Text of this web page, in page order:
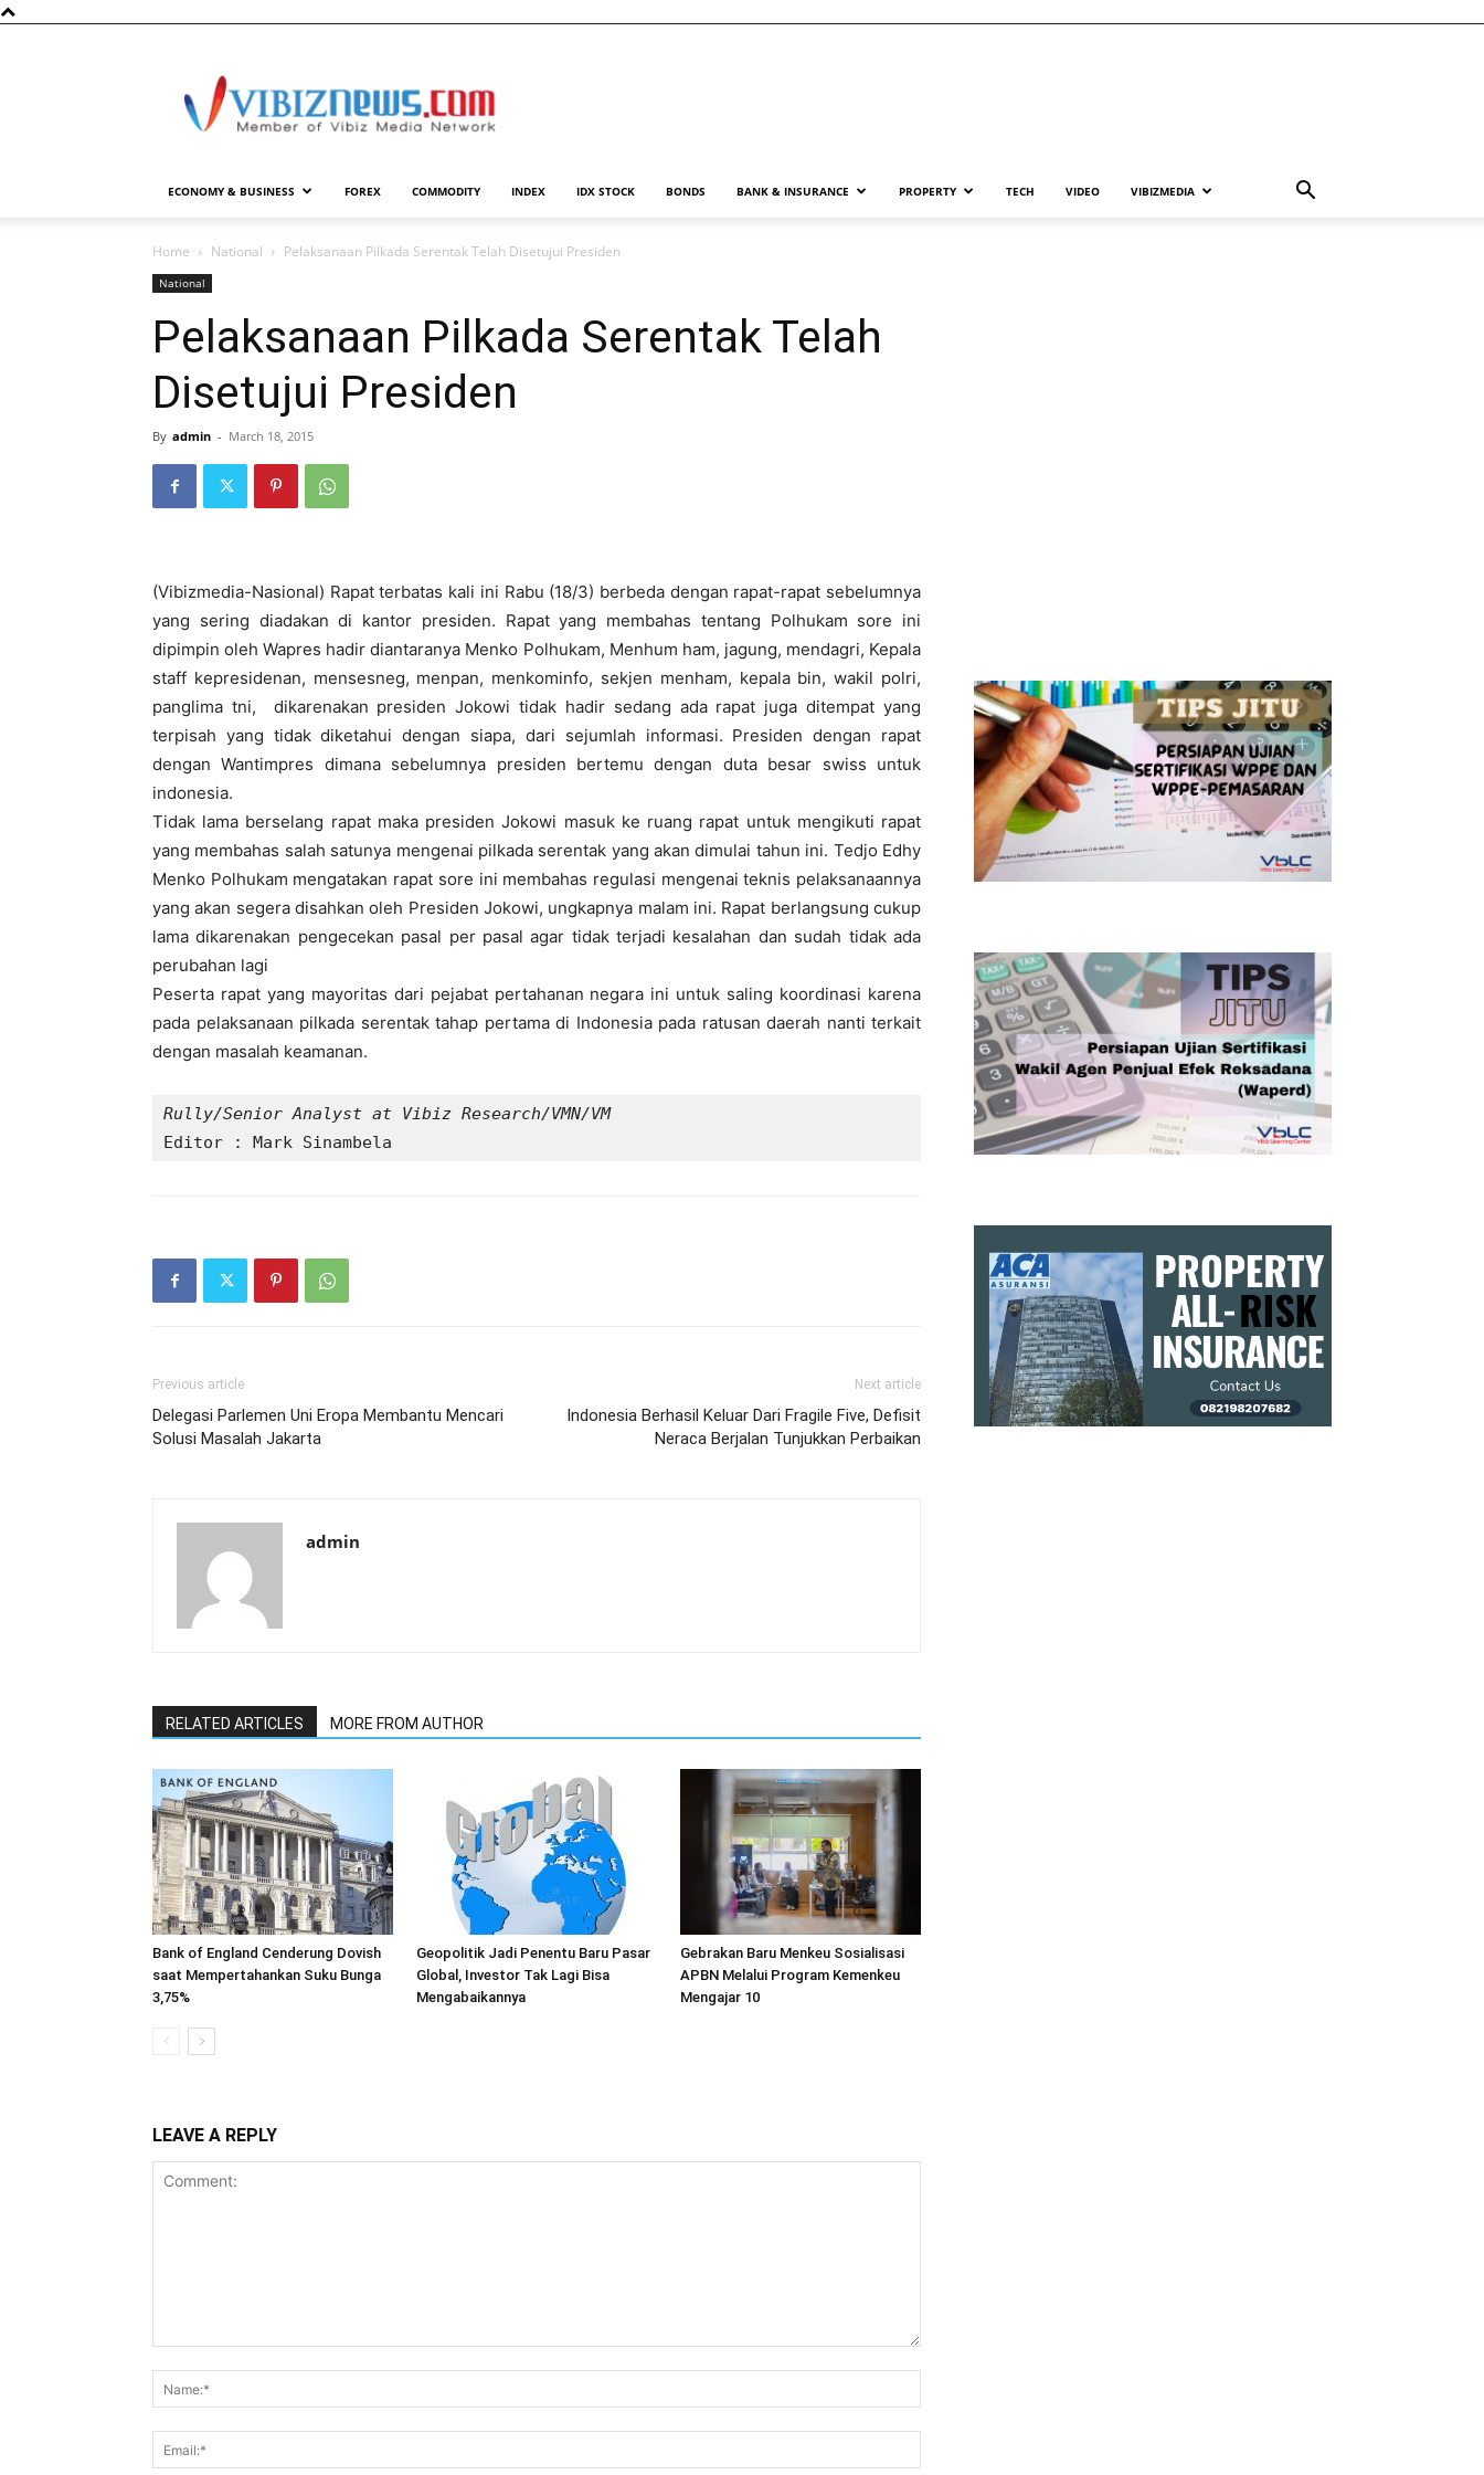
ECONOMY & BUSINESS FOREX COMMODITY INDEX IDX STOCK BONDS BANK & INSURANCE PROPERTY TECH VIDEO VIBIZMEDIA
Home National Pelaksanaan Pilkada Serentak Telah Disetujui Presiden
National
Pelaksanaan Pilkada Serentak Telah
Disetujui Presiden
By admin - March 18, 2015
(Vibizmedia-Nasional) Rapat terbatas kali ini Rabu (18/3) berbeda dengan rapat-rapat sebelumnya
yang sering diadakan di kantor presiden. Rapat yang membahas tentang Polhukam sore ini
dipimpin oleh Wapres hadir diantaranya Menko Polhukam, Menhum ham, jagung, mendagri, Kepala
staff kepresidenan, mensesneg, menpan, menkominfo, sekjen menham, kepala bin, wakil polri,
panglima tni, dikarenakan presiden Jokowi tidak hadir sedang ada rapat juga ditempat yang
terpisah yang tidak diketahui dengan siapa, dari sejumlah informasi. Presiden dengan rapat
dengan Wantimpres dimana sebelumnya presiden bertemu dengan duta besar swiss untuk
indonesia.
Tidak lama berselang rapat maka presiden Jokowi masuk ke ruang rapat untuk mengikuti rapat
yang membahas salah satunya mengenai pilkada serentak yang akan dimulai tahun ini. Tedjo Edhy
Menko Polhukam mengatakan rapat sore ini membahas regulasi mengenai teknis pelaksanaannya
yang akan segera disahkan oleh Presiden Jokowi, ungkapnya malam ini. Rapat berlangsung cukup
lama dikarenakan pengecekan pasal per pasal agar tidak terjadi kesalahan dan sudah tidak ada
perubahan lagi
Peserta rapat yang mayoritas dari pejabat pertahanan negara ini untuk saling koordinasi karena
pada pelaksanaan pilkada serentak tahap pertama di Indonesia pada ratusan daerah nanti terkait
dengan masalah keamanan.
Editor : Mark Sinambela
Previous article
Delegasi Parlemen Uni Eropa Membantu Mencari
Solusi Masalah Jakarta
Next article
Indonesia Berhasil Keluar Dari Fragile Five, Defisit
Neraca Berjalan Tunjukkan Perbaikan
admin
RELATED ARTICLES MORE FROM AUTHOR
Bank of England Cenderung Dovish
saat Mempertahankan Suku Bunga
3,75%
Geopolitik Jadi Penentu Baru Pasar
Global, Investor Tak Lagi Bisa
Mengabaikannya
Gebrakan Baru Menkeu Sosialisasi
APBN Melalui Program Kemenkeu
Mengajar 10
LEAVE A REPLY